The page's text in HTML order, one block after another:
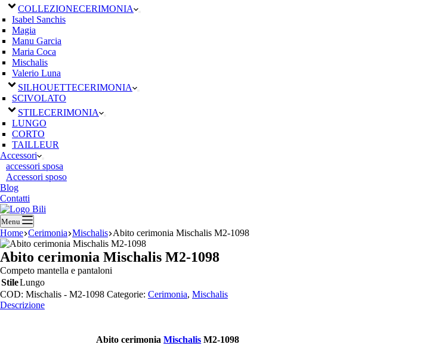
COLLEZIONECERIMONIA
Isabel Sanchis
Magia
Manu Garcia
Maria Coca
Mischalis
Valerio Luna
SILHOUETTECERIMONIA
SCIVOLATO
STILECERIMONIA
LUNGO
CORTO
TAILLEUR
Accessori
accessori sposa
Accessori sposo
Blog
Contatti
Menu
Home Cerimonia Mischalis Abito cerimonia Mischalis M2-1098
Abito cerimonia Mischalis M2-1098
Competo mantella e pantaloni
StileLungo
COD: Mischalis - M2-1098 Categorie: Cerimonia, Mischalis
Descrizione
Abito cerimoniaMischalis M2-1098